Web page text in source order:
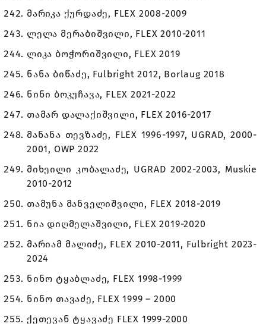
მარიკა ქურდაძე, FLEX 2008-2009
ლელა მერაბიშვილი, FLEX 2010-2011
ლიკა ბოჭორიშვილი, FLEX 2019
ნანა ბიწაძე, Fulbright 2012, Borlaug 2018
ნინი ბოკუჩავა, FLEX 2021-2022
თამარ დალაქიშვილი, FLEX 2016-2017
მანანა თევზაძე, FLEX 1996-1997, UGRAD, 2000-
2001, OWP 2022
მიხეილი კობალაძე, UGRAD 2002-2003, Muskie
2010-2012
თამუნა მანველიშვილი, FLEX 2018-2019
ნია დიღმელაშვილი, FLEX 2019-2020
მარიამ მალიძე, FLEX 2010-2011, Fulbright 2023-
2024
ნინო ტყაბლაძე, FLEX 1998-1999
ნინო თავაძე, FLEX 1999 – 2000
ქეთევან ტყავაძე FLEX 1999-2000